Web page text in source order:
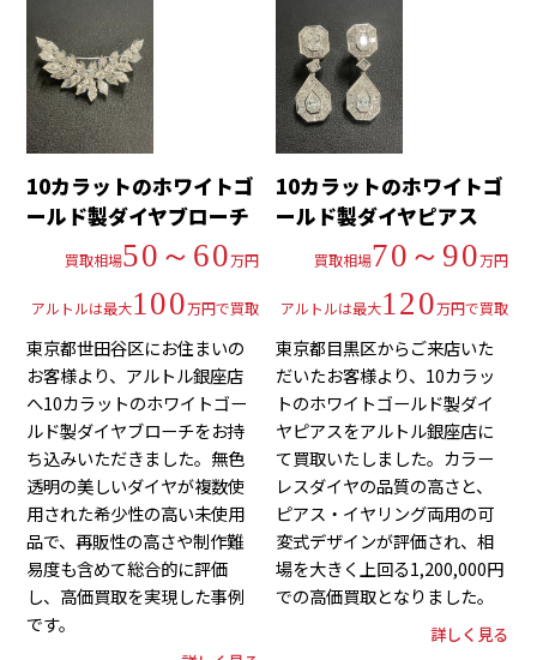
10カラットのホワイトゴ
ールド製ダイヤブローチ
買取相場50～60万円
アルトルは最大100万円で買取
東京都世田谷区にお住まいの
お客様より、アルトル銀座店
へ10カラットのホワイトゴー
ルド製ダイヤブローチをお持
ち込みいただきました。無色
透明の美しいダイヤが複数使
用された希少性の高い未使用
品で、再販性の高さや制作難
易度も含めて総合的に評価
し、高価買取を実現した事例
です。
10カラットのホワイトゴ
ールド製ダイヤピアス
買取相場70～90万円
アルトルは最大120万円で買取
東京都目黒区からご来店いた
だいたお客様より、10カラッ
トのホワイトゴールド製ダイ
ヤピアスをアルトル銀座店に
て買取いたしました。カラー
レスダイヤの品質の高さと、
ピアス・イヤリング両用の可
変式デザインが評価され、相
場を大きく上回る1,200,000円
での高価買取となりました。
詳しく見る